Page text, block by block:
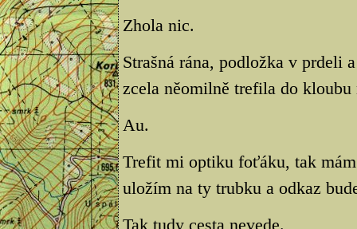
Zhola nic.
Strašná rána, podložka v prdeli
zcela něomilně trefila do kloubu
Au.
Trefit mi optiku foťáku, tak
uložím na ty trubku a odkaz
Tak tudy cesta nevede.